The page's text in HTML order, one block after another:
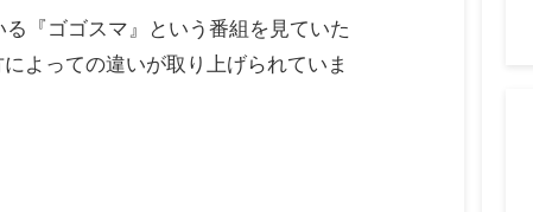
『ゴゴスマ』という番組を見ていた
よっての違いが取り上げられていま